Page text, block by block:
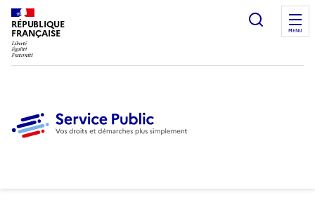
RÉPUBLIQUE
FRANÇAISE
Ouvrir
MENU